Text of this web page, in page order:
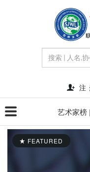
注
艺术家榜 |
FEATURED